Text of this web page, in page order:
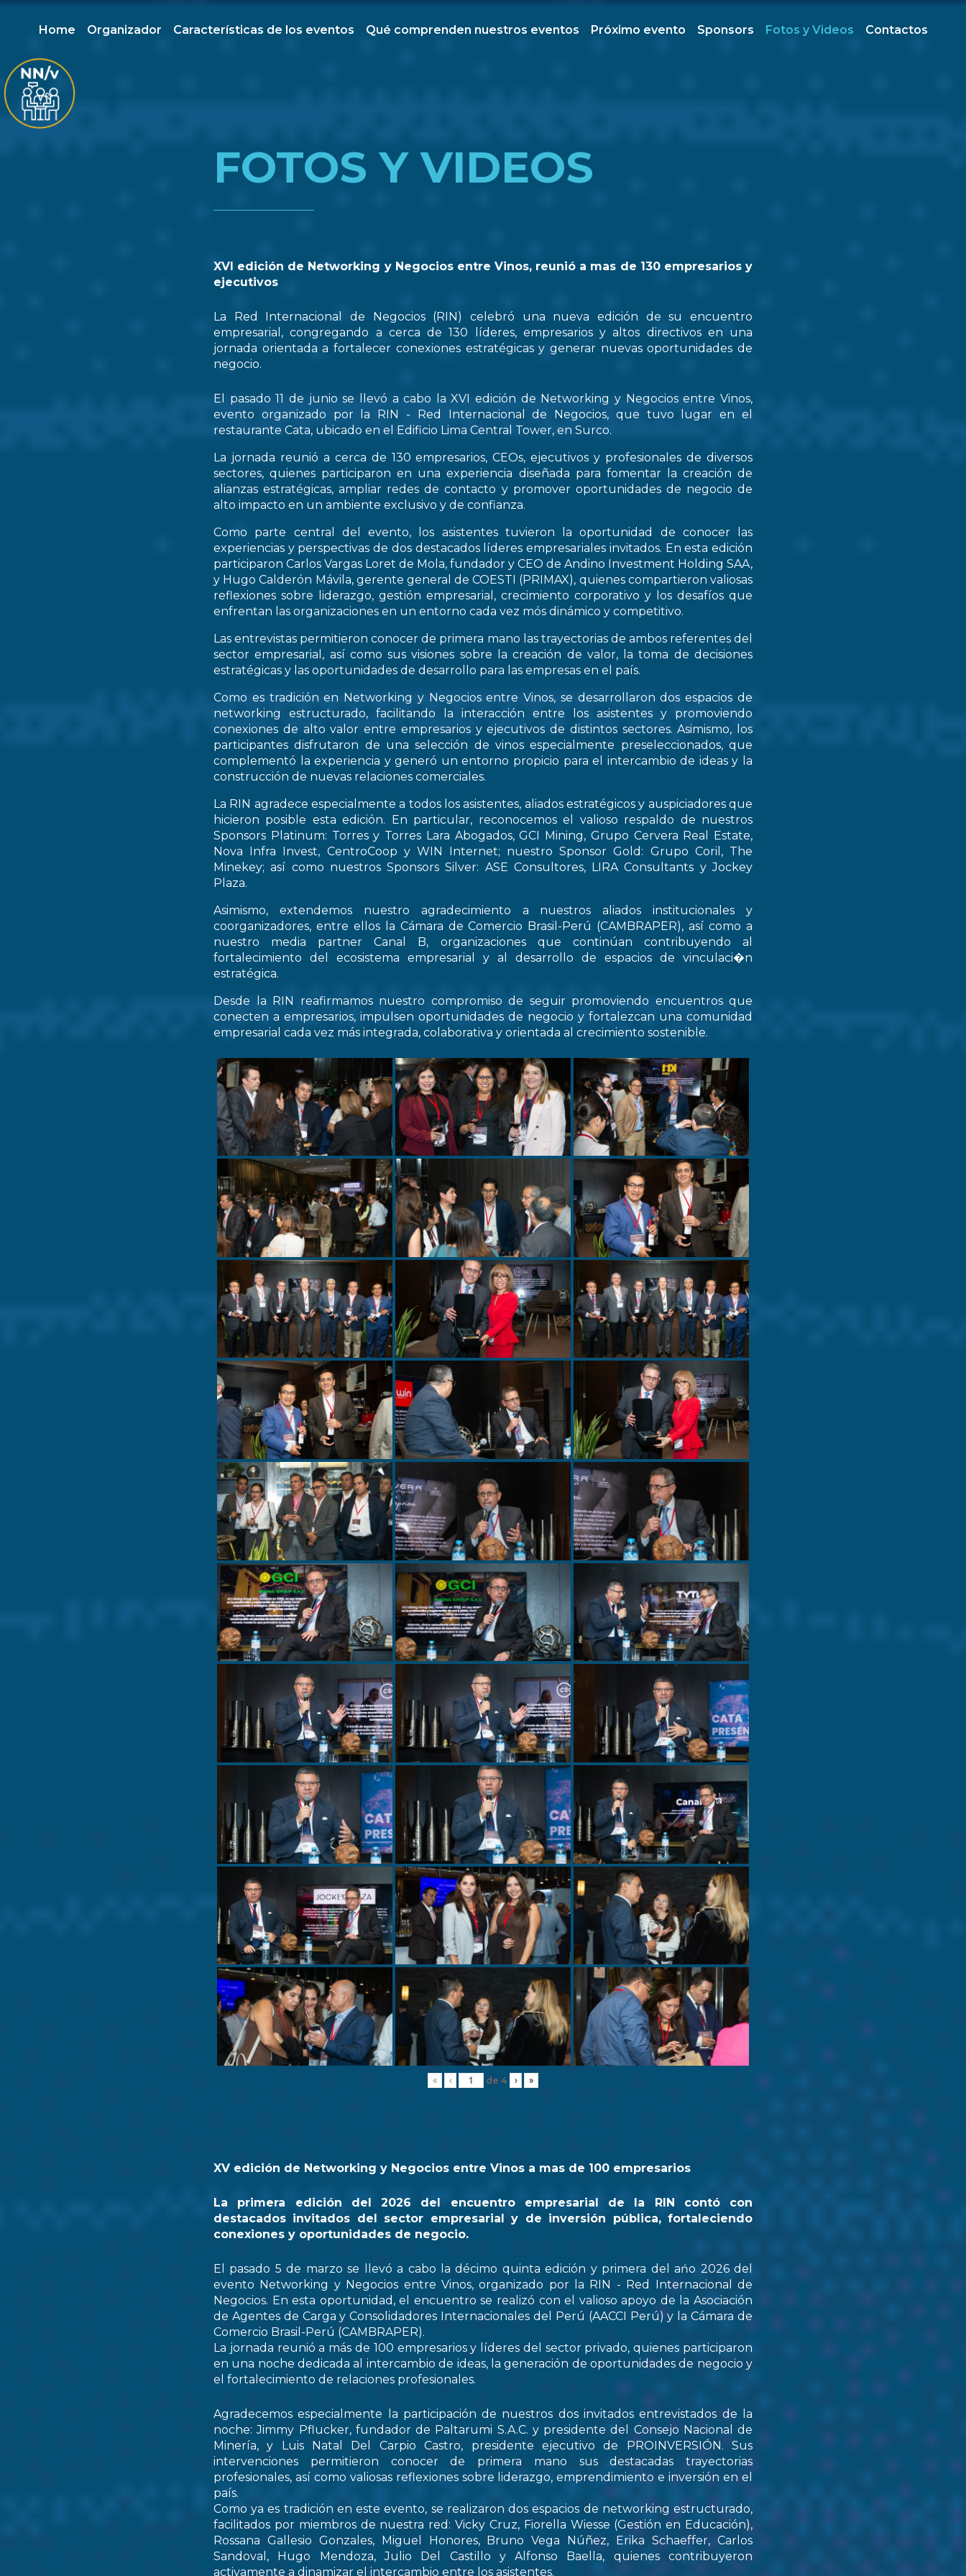
Home Organizador Características de los eventos Qué comprenden nuestros eventos Próximo evento Sponsors Fotos y Videos Contactos
FOTOS Y VIDEOS
XVI edición de Networking y Negocios entre Vinos, reunió a mas de 130 empresarios y
ejecutivos
La Red Internacional de Negocios (RIN) celebró una nueva edición de su encuentro
empresarial, congregando a cerca de 130 líderes, empresarios y altos directivos en una
jornada orientada a fortalecer conexiones estratégicas y generar nuevas oportunidades de
negocio.
El pasado 11 de junio se llevó a cabo la XVI edición de Networking y Negocios entre Vinos,
evento organizado por la RIN - Red Internacional de Negocios, que tuvo lugar en el
restaurante Cata, ubicado en el Edificio Lima Central Tower, en Surco.
La jornada reunió a cerca de 130 empresarios, CEOs, ejecutivos y profesionales de diversos
sectores, quienes participaron en una experiencia diseñada para fomentar la creación de
alianzas estratégicas, ampliar redes de contacto y promover oportunidades de negocio de
alto impacto en un ambiente exclusivo y de confianza.
Como parte central del evento, los asistentes tuvieron la oportunidad de conocer las
experiencias y perspectivas de dos destacados líderes empresariales invitados. En esta edición
participaron Carlos Vargas Loret de Mola, fundador y CEO de Andino Investment Holding SAA,
y Hugo Calderón Mávila, gerente general de COESTI (PRIMAX), quienes compartieron valiosas
reflexiones sobre liderazgo, gestión empresarial, crecimiento corporativo y los desafíos que
enfrentan las organizaciones en un entorno cada vez mós dinámico y competitivo.
Las entrevistas permitieron conocer de primera mano las trayectorias de ambos referentes del
sector empresarial, así como sus visiones sobre la creación de valor, la toma de decisiones
estratégicas y las oportunidades de desarrollo para las empresas en el país.
Como es tradición en Networking y Negocios entre Vinos, se desarrollaron dos espacios de
networking estructurado, facilitando la interacción entre los asistentes y promoviendo
conexiones de alto valor entre empresarios y ejecutivos de distintos sectores. Asimismo, los
participantes disfrutaron de una selección de vinos especialmente preseleccionados, que
complementó la experiencia y generó un entorno propicio para el intercambio de ideas y la
construcción de nuevas relaciones comerciales.
La RIN agradece especialmente a todos los asistentes, aliados estratégicos y auspiciadores que
hicieron posible esta edición. En particular, reconocemos el valioso respaldo de nuestros
Sponsors Platinum: Torres y Torres Lara Abogados, GCI Mining, Grupo Cervera Real Estate,
Nova Infra Invest, CentroCoop y WIN Internet; nuestro Sponsor Gold: Grupo Coril, The
Minekey; así como nuestros Sponsors Silver: ASE Consultores, LIRA Consultants y Jockey
Plaza.
Asimismo, extendemos nuestro agradecimiento a nuestros aliados institucionales y
coorganizadores, entre ellos la Cámara de Comercio Brasil-Perú (CAMBRAPER), así como a
nuestro media partner Canal B, organizaciones que continúan contribuyendo al
fortalecimiento del ecosistema empresarial y al desarrollo de espacios de vinculaci�n
estratégica.
Desde la RIN reafirmamos nuestro compromiso de seguir promoviendo encuentros que
conecten a empresarios, impulsen oportunidades de negocio y fortalezcan una comunidad
empresarial cada vez más integrada, colaborativa y orientada al crecimiento sostenible.
« ‹ de 4 › »
XV edición de Networking y Negocios entre Vinos a mas de 100 empresarios
La primera edición del 2026 del encuentro empresarial de la RIN contó con
destacados invitados del sector empresarial y de inversión pública, fortaleciendo
conexiones y oportunidades de negocio.
El pasado 5 de marzo se llevó a cabo la décimo quinta edición y primera del ańo 2026 del
evento Networking y Negocios entre Vinos, organizado por la RIN - Red Internacional de
Negocios. En esta oportunidad, el encuentro se realizó con el valioso apoyo de la Asociación
de Agentes de Carga y Consolidadores Internacionales del Perú (AACCI Perú) y la Cámara de
Comercio Brasil-Perú (CAMBRAPER).
La jornada reunió a más de 100 empresarios y líderes del sector privado, quienes participaron
en una noche dedicada al intercambio de ideas, la generación de oportunidades de negocio y
el fortalecimiento de relaciones profesionales.
Agradecemos especialmente la participación de nuestros dos invitados entrevistados de la
noche: Jimmy Pflucker, fundador de Paltarumi S.A.C. y presidente del Consejo Nacional de
Minería, y Luis Natal Del Carpio Castro, presidente ejecutivo de PROINVERSIÓN. Sus
intervenciones permitieron conocer de primera mano sus destacadas trayectorias
profesionales, así como valiosas reflexiones sobre liderazgo, emprendimiento e inversión en el
país.
Como ya es tradición en este evento, se realizaron dos espacios de networking estructurado,
facilitados por miembros de nuestra red: Vicky Cruz, Fiorella Wiesse (Gestión en Educación),
Rossana Gallesio Gonzales, Miguel Honores, Bruno Vega Núñez, Erika Schaeffer, Carlos
Sandoval, Hugo Mendoza, Julio Del Castillo y Alfonso Baella, quienes contribuyeron
activamente a dinamizar el intercambio entre los asistentes.